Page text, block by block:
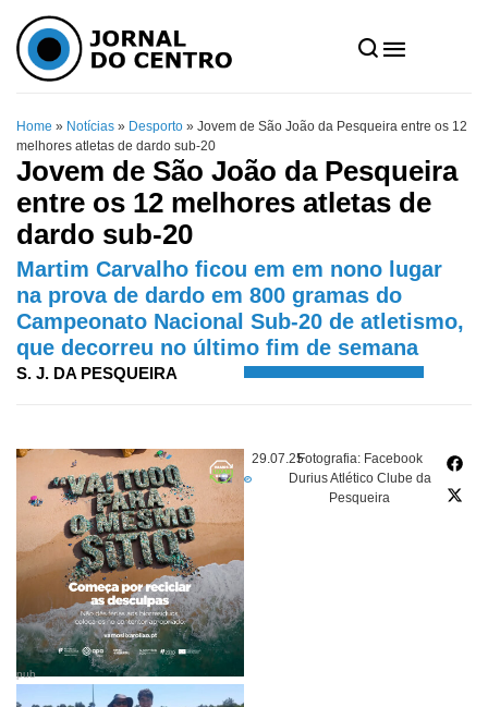
Home » Notícias » Desporto » Jovem de São João da Pesqueira entre os 12
melhores atletas de dardo sub-20
Jovem de São João da Pesqueira
entre os 12 melhores atletas de
dardo sub-20
Martim Carvalho ficou em em nono lugar
na prova de dardo em 800 gramas do
Campeonato Nacional Sub-20 de atletismo,
que decorreu no último fim de semana
S. J. DA PESQUEIRA
29.07.25Fotografia: Facebook
Durius Atlético Clube da
Pesqueira
pub